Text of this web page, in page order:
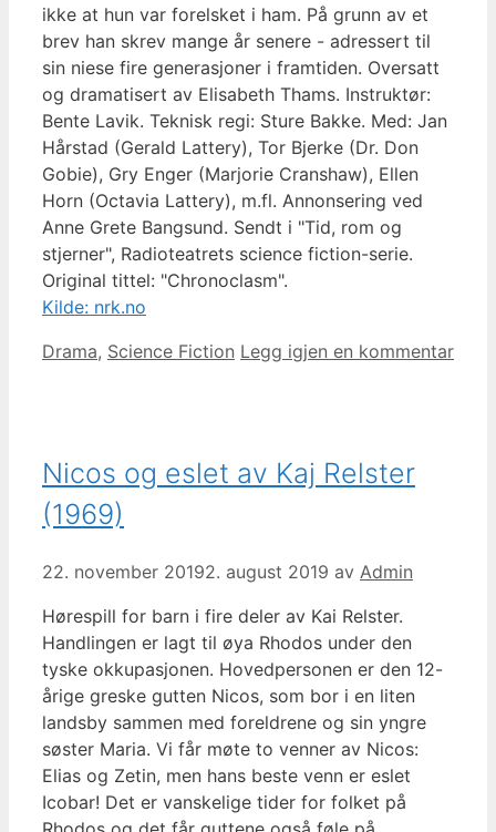
ikke at hun var forelsket i ham. På grunn av et
brev han skrev mange år senere - adressert til
sin niese fire generasjoner i framtiden. Oversatt
og dramatisert av Elisabeth Thams. Instruktør:
Bente Lavik. Teknisk regi: Sture Bakke. Med: Jan
Hårstad (Gerald Lattery), Tor Bjerke (Dr. Don
Gobie), Gry Enger (Marjorie Cranshaw), Ellen
Horn (Octavia Lattery), m.fl. Annonsering ved
Anne Grete Bangsund. Sendt i "Tid, rom og
stjerner", Radioteatrets science fiction-serie.
Original tittel: "Chronoclasm".
Kilde: nrk.no
Kategorier
Drama, Science Fiction Legg igjen en kommentar
Nicos og eslet av Kaj Relster
(1969)
22. november 20192. august 2019 av Admin
Hørespill for barn i fire deler av Kai Relster.
Handlingen er lagt til øya Rhodos under den
tyske okkupasjonen. Hovedpersonen er den 12-
årige greske gutten Nicos, som bor i en liten
landsby sammen med foreldrene og sin yngre
søster Maria. Vi får møte to venner av Nicos:
Elias og Zetin, men hans beste venn er eslet
Icobar! Det er vanskelige tider for folket på